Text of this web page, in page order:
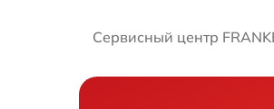
Сервисный центр